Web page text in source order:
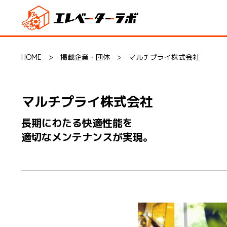
HOME > 掲載企業・団体 > マルチプライ株式会社
マルチプライ株式会社
長期にわたる快適性能を
適切なメンテナンスが実現。